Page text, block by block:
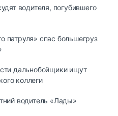
водителя, погубившего
патруля» спас большегруз
дальнобойщики ищут
коллеги
водитель «Лады»